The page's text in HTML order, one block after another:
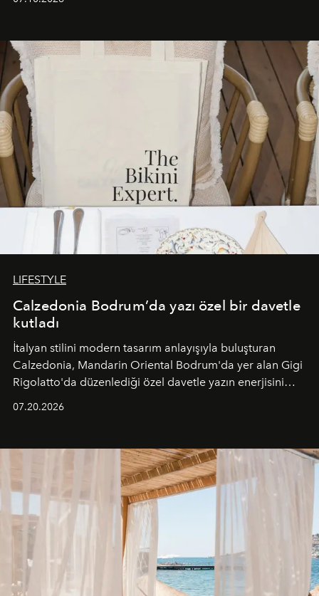
buluşturarak markanın Cavo Tagoo’daki varlığını
sürükleyici ve mevsime özel bir deneyime dönüştürüyor.
LIFESTYLE
Calzedonia Bodrum’da yazı özel bir davetle
kutladı
İtalyan stilini modern tasarım anlayışıyla buluşturan
Calzedonia, Mandarin Oriental Bodrum'da yer alan Gigi
Rigolatto'da düzenlediği özel davetle yazın enerjisini
07.20.2026